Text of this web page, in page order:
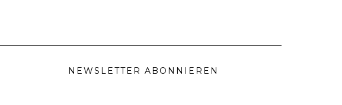
NEWSLETTER ABONNIEREN